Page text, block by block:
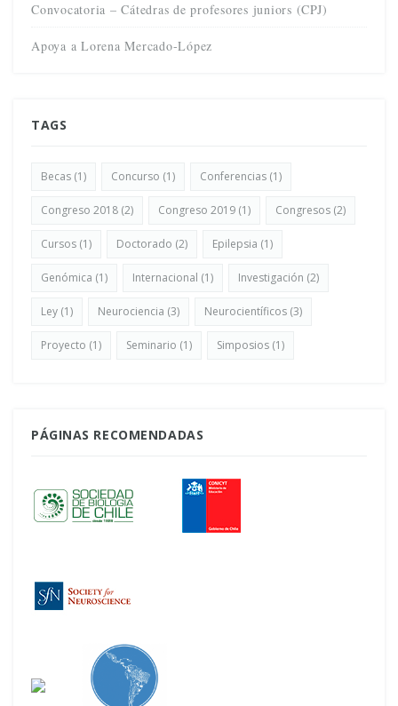
Convocatoria – Cátedras de profesores juniors (CPJ)
Apoya a Lorena Mercado-López
TAGS
Becas (1) Concurso (1) Conferencias (1)
Congreso 2018 (2) Congreso 2019 (1) Congresos (2)
Cursos (1) Doctorado (2) Epilepsia (1)
Genómica (1) Internacional (1) Investigación (2)
Ley (1) Neurociencia (3) Neurocientíficos (3)
Proyecto (1) Seminario (1) Simposios (1)
PÁGINAS RECOMENDADAS